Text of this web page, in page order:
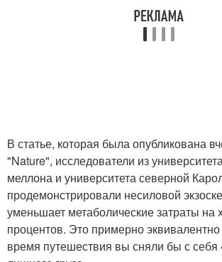
В статье, которая была опубликована
"Nature", исследователи из
меллона и университета северной
продемонстрировали несиловой
уменьшает метаболические затраты на
процентов. Это примерно
время путешествия вы сняли бы с себя